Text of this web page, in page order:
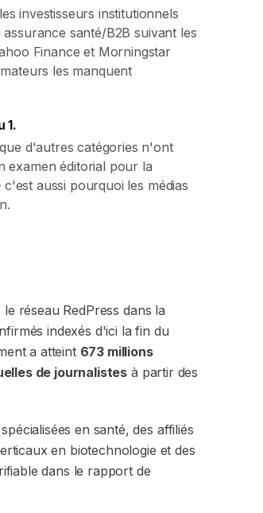
investisseurs institutionnels
santé/B2B suivant les
Finance et Morningstar
les manquent
1.
d'autres catégories n'ont
examen éditorial pour la
aussi pourquoi les médias
réseau RedPress dans la
indexés d'ici la fin du
a atteint 673 millions
de journalistes à partir des
en santé, des affiliés
en biotechnologie et des
dans le rapport de